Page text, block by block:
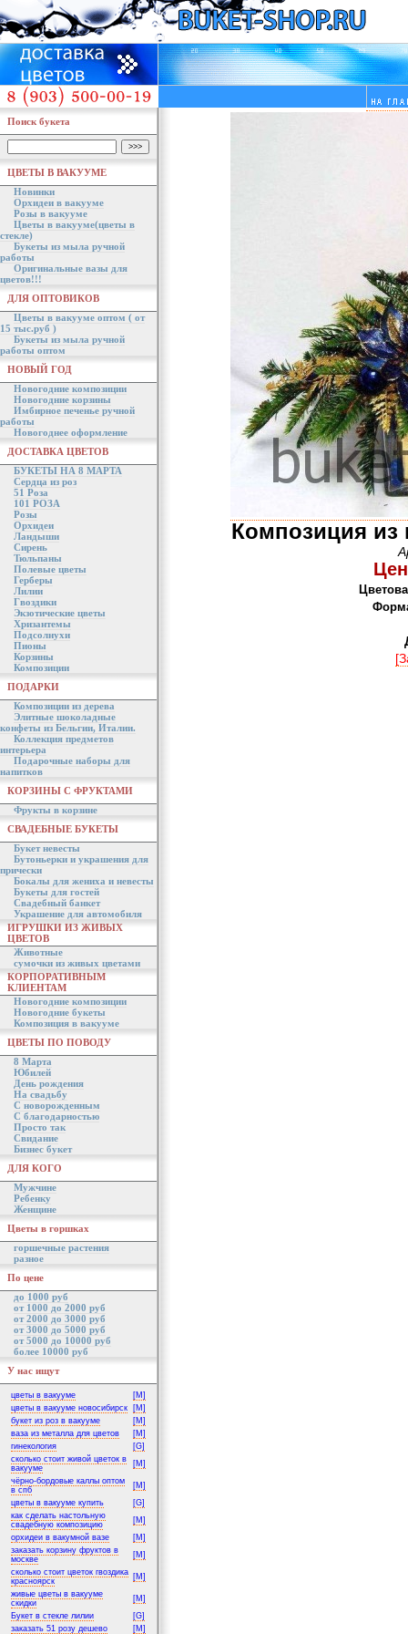
Поиск букета
ЦВЕТЫ В ВАКУУМЕ
Новинки
Орхидеи в вакууме
Розы в вакууме
Цветы в вакууме(цветы в
стекле)
Букеты из мыла ручной
работы
Оригинальные вазы для
цветов!!!
ДЛЯ ОПТОВИКОВ
Цветы в вакууме оптом ( от
15 тыс.руб )
Букеты из мыла ручной
работы оптом
НОВЫЙ ГОД
Новогодние композиции
Новогодние корзины
Имбирное печенье ручной
работы
Новогоднее оформление
ДОСТАВКА ЦВЕТОВ
БУКЕТЫ НА 8 МАРТА
Сердца из роз
51 Роза
101 РОЗА
Розы
Орхидеи
Ландыши
Сирень
Тюльпаны
Полевые цветы
Герберы
Лилии
Гвоздики
Экзотические цветы
Хризантемы
Подсолнухи
Пионы
Корзины
Композиции
ПОДАРКИ
Композиции из дерева
Элитные шоколадные
конфеты из Бельгии, Италии.
Коллекция предметов
интерьера
Подарочные наборы для
напитков
КОРЗИНЫ С ФРУКТАМИ
Фрукты в корзине
СВАДЕБНЫЕ БУКЕТЫ
Букет невесты
Бутоньерки и украшения для
прически
Бокалы для жениха и невесты
Букеты для гостей
Свадебный банкет
Украшение для автомобиля
ИГРУШКИ ИЗ ЖИВЫХ
ЦВЕТОВ
Животные
сумочки из живых цветами
КОРПОРАТИВНЫМ
КЛИЕНТАМ
Новогодние композиции
Новогодние букеты
Композиция в вакууме
ЦВЕТЫ ПО ПОВОДУ
8 Марта
Юбилей
День рождения
На свадьбу
С новорожденным
С благодарностью
Просто так
Свидание
Бизнес букет
ДЛЯ КОГО
Мужчине
Ребенку
Женщине
Цветы в горшках
горшечные растения
разное
По цене
до 1000 руб
от 1000 до 2000 руб
от 2000 до 3000 руб
от 3000 до 5000 руб
от 5000 до 10000 руб
более 10000 руб
У нас ищут
цветы в вакууме
[M]
цветы в вакууме новосибирск
[M]
букет из роз в вакууме
[M]
ваза из металла для цветов
[M]
гинекология
[G]
сколько стоит живой цветок в
вакууме
[M]
чёрно-бордовые каллы оптом
в спб
[M]
цветы в вакууме купить
[G]
как сделать настольную
свадебную композицию
[M]
орхидеи в вакумной вазе
[M]
заказать корзину фруктов в
москве
[M]
сколько стоит цветок гвоздика
красноярск
[M]
живые цветы в вакууме
скидки
[M]
Букет в стекле лилии
[G]
заказать 51 розу дешево
[M]
Композиция из